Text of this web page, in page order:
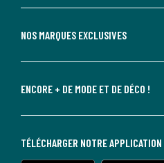
NOS MARQUES EXCLUSIVES
ENCORE + DE MODE ET DE DÉCO !
TÉLÉCHARGER NOTRE APPLICATION